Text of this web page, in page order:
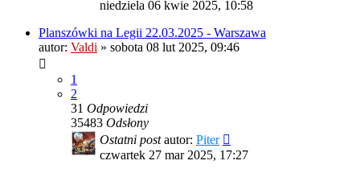
niedziela 06 kwie 2025, 10:58
Planszówki na Legii 22.03.2025 - Warszawa
autor: Valdi » sobota 08 lut 2025, 09:46
1
2
31 Odpowiedzi
35483 Odsłony
Ostatni postautor: Piter
czwartek 27 mar 2025, 17:27